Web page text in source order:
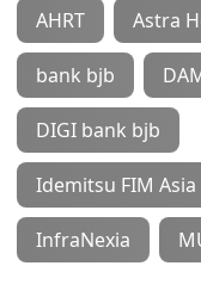
AHRT Astra
bank bjb
DIGI bank bjb
Idemitsu FIM
InfraNexia